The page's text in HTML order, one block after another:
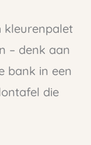
kleurenpalet
– denk aan
bank in een
die